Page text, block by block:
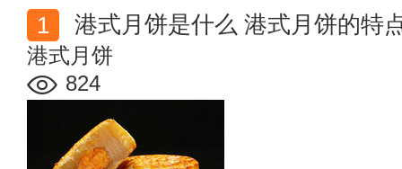
港式月饼是什么 港式月饼的特
港式月饼
824